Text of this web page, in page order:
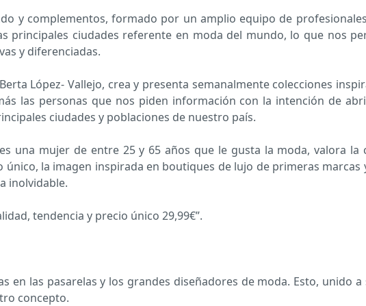
y complementos, formado por un amplio equipo de
principales ciudades referente en moda del mundo, lo que nos
y diferenciadas.
López- Vallejo, crea y presenta semanalmente colecciones
las personas que nos piden información con la intención de
ciudades y poblaciones de nuestro país.
una mujer de entre 25 y 65 años que le gusta la moda, valora la
la imagen inspirada en boutiques de lujo de primeras marcas
inolvidable.
tendencia y precio único 29,99€”.
en las pasarelas y los grandes diseñadores de moda. Esto, unido
concepto.